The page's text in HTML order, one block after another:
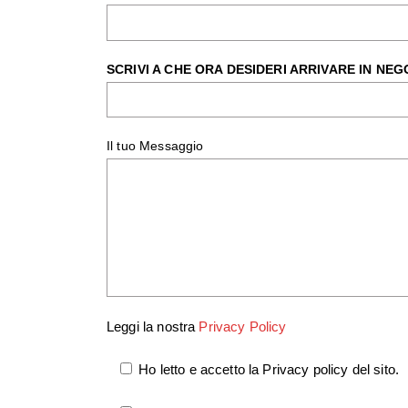
SCRIVI A CHE ORA DESIDERI ARRIVARE IN
Il tuo Messaggio
Leggi la nostra Privacy Policy
Ho letto e accetto la Privacy policy del sito.